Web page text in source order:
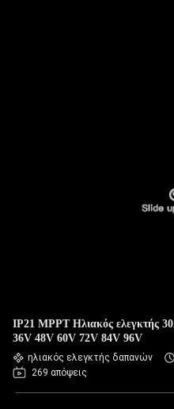
IP21 MPPT Ηλιακός ελεγκτής
36V 48V 60V 72V 84V 96V
ηλιακός ελεγκτής δαπανών
269 απόψεις